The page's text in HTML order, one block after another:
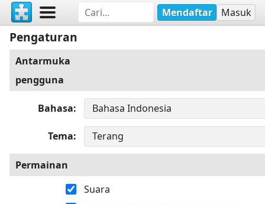
Mendaftar Masuk
Pengaturan
Antarmuka
pengguna
Bahasa
Tema
Permainan
Suara